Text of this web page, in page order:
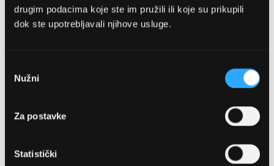
drugim podacima koje ste im pružili ili koje su prikupili
dok ste upotrebljavali njihove usluge.
pristanka
Nužni
Za postavke
Statistički
OPTIKA NJEGO, POSLOVNICA 1